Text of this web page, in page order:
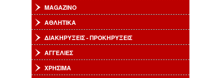
MAGAZINO
ΑΘΛΗΤΙΚΑ
ΔΙΑΚΗΡΥΞΕΙΣ - ΠΡΟΚΗΡΥΞΕΙΣ
ΑΓΓΕΛΙΕΣ
ΧΡΗΣΙΜΑ